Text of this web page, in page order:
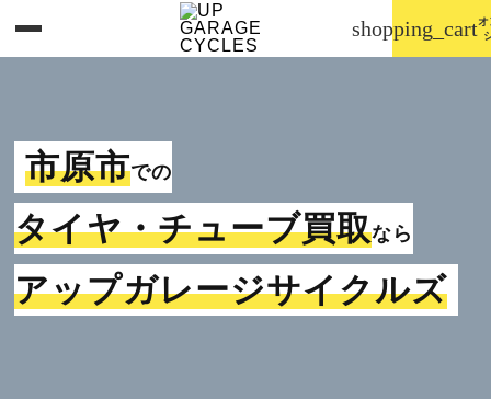
shopping_cart
市原市での
タイヤ・チューブ買取なら
アップガレージサイクルズ